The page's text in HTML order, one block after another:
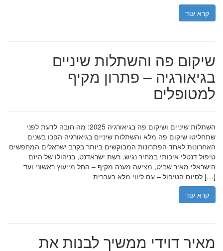
קרא עוד
שיקום פה והשתלות שיניים
בגיאורגיה – פתרון מקיף
למטופלים
השתלות שיניים ושיקום פה בגיאורגיה 2025: מה חובה לדעת לפני
שתחליטו שיקום פה מלא והשתלות שיניים בגיאורגיה הפכו בשנים
האחרונות לאחד הפתרונות המבוקשים ביותר בקרב ישראלים המחפשים
טיפול דנטלי איכותי במחיר נגיש. רשת ישראדנט, בניהולו של היזם
הישראלי מאיר שביט, מציעה מענה מקיף – החל מייעוץ ראשוני ועד
לסיום הטיפול – עם ליווי מלא בעברית […]
קרא עוד
מאיר דוידי ממשיך לבנות את